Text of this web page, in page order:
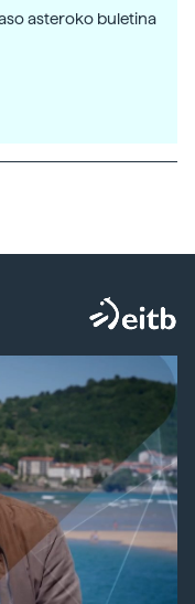
asteroko buletina